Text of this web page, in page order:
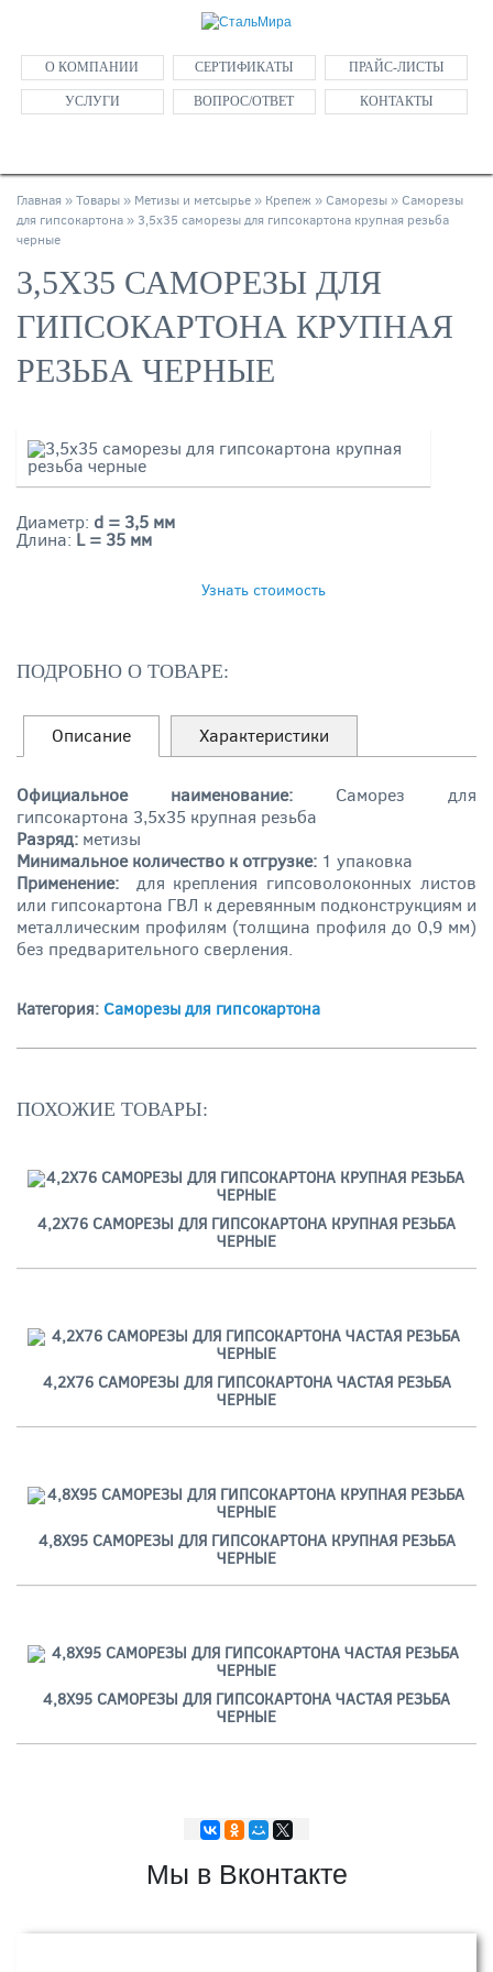
О КОМПАНИИ СЕРТИФИКАТЫ ПРАЙС-ЛИСТЫ
УСЛУГИ ВОПРОС/ОТВЕТ КОНТАКТЫ
Главная »Товары » Метизы и метсырье » Крепеж »Саморезы »Саморезы
для гипсокартона » 3,5х35 саморезы для гипсокартона крупная резьба
черные
3,5Х35 САМОРЕЗЫ ДЛЯ
ГИПСОКАРТОНА КРУПНАЯ
РЕЗЬБА ЧЕРНЫЕ
Диаметр: d = 3,5 мм
Длина: L = 35 мм
Узнать стоимость
ПОДРОБНО О ТОВАРЕ:
Описание Характеристики
Официальное наименование: Саморез для
гипсокартона 3,5х35 крупная резьба
Разряд: метизы
Минимальное количество к отгрузке: 1 упаковка
Применение: для крепления гипсоволоконных листов
или гипсокартона ГВЛ к деревянным подконструкциям и
металлическим профилям (толщина профиля до 0,9 мм)
без предварительного сверления.
Категория: Саморезы для гипсокартона
ПОХОЖИЕ ТОВАРЫ:
4,2Х76 САМОРЕЗЫ ДЛЯ ГИПСОКАРТОНА КРУПНАЯ РЕЗЬБА
ЧЕРНЫЕ
4,2Х76 САМОРЕЗЫ ДЛЯ ГИПСОКАРТОНА ЧАСТАЯ РЕЗЬБА
ЧЕРНЫЕ
4,8Х95 САМОРЕЗЫ ДЛЯ ГИПСОКАРТОНА КРУПНАЯ РЕЗЬБА
ЧЕРНЫЕ
4,8Х95 САМОРЕЗЫ ДЛЯ ГИПСОКАРТОНА ЧАСТАЯ РЕЗЬБА
ЧЕРНЫЕ
Мы в Вконтакте